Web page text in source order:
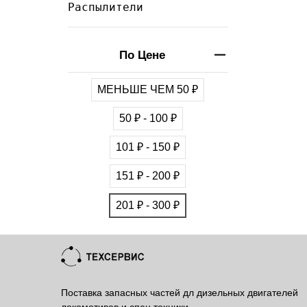
Распылители
По Цене
МЕНЬШЕ ЧЕМ 50 ₽
50 ₽ - 100 ₽
101 ₽ - 150 ₽
151 ₽ - 200 ₽
201 ₽ - 300 ₽
Поставка запасных частей дл дизельных двигателей